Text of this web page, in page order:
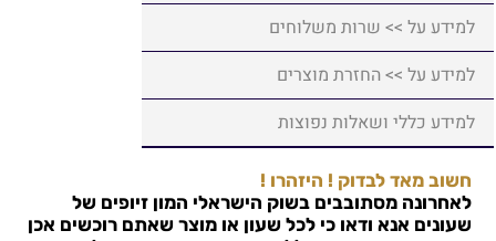
למידע על >> שרות משלוחים
למידע על >> החזרת מוצרים
למידע כללי ושאלות נפוצות
חשוב מאד לבדוק ! היזהרו !
לאחרונה מסתובבים בשוק הישראלי המון זיופים של
שעונים אנא ודאו כי לכל שעון או מוצר שאתם רוכשים אכן